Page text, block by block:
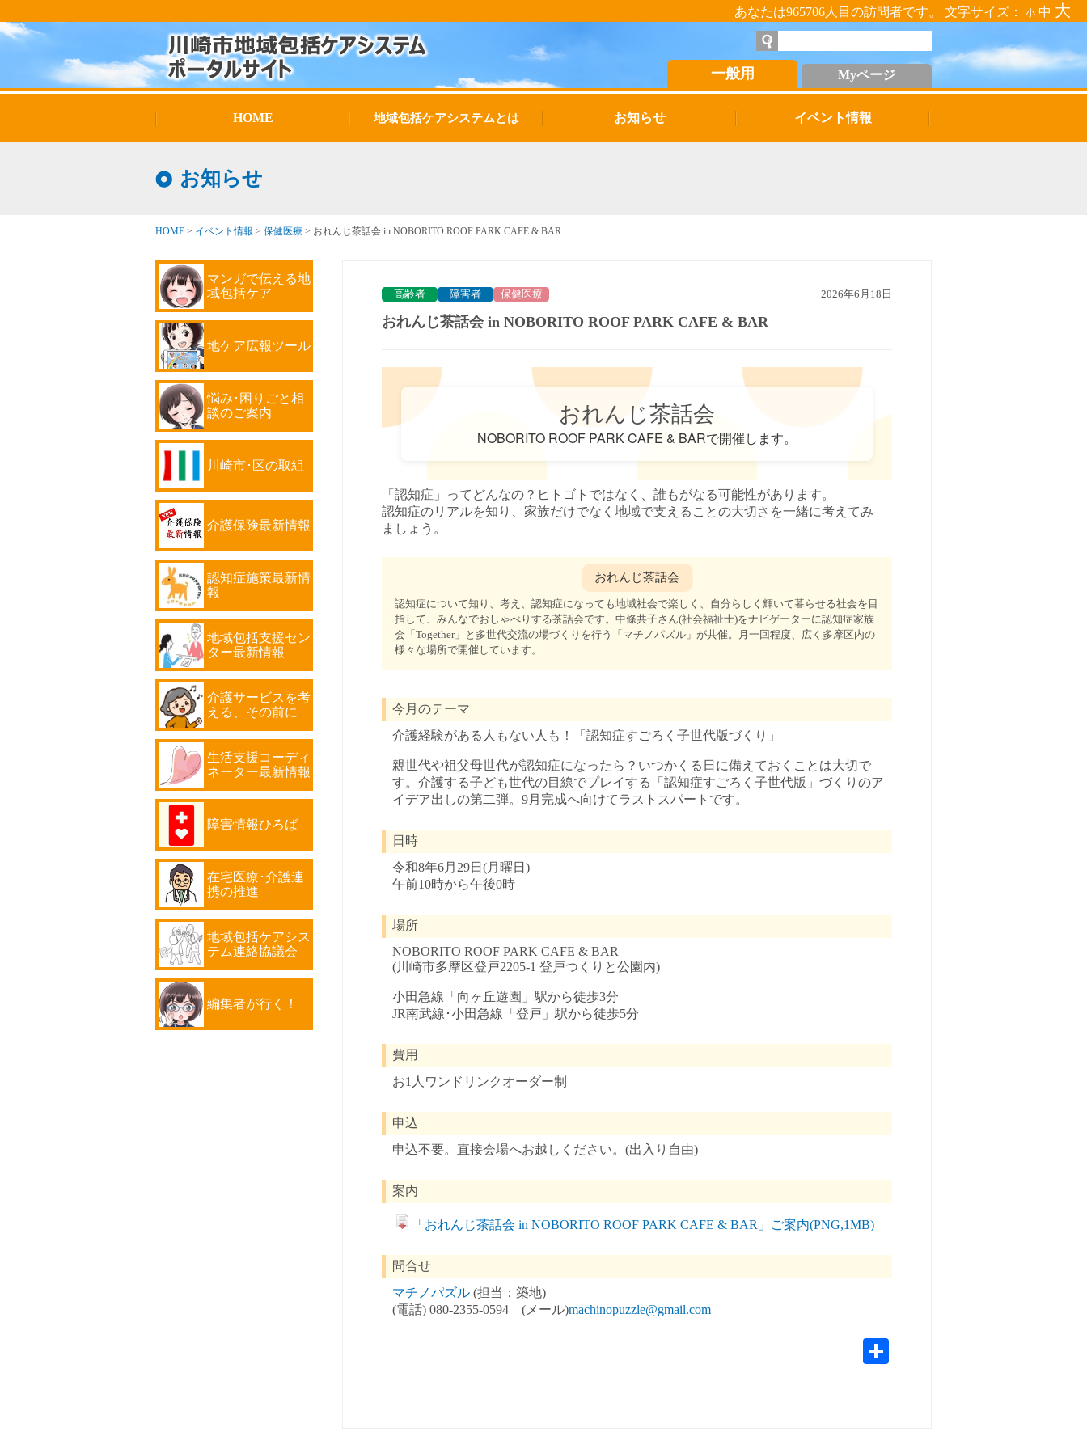
あなたは965706人目の訪問者です。 文字サイズ： 小 中 大
一般用 Myページ
HOME 地域包括ケアシステムとは お知らせ イベント情報
お知らせ
HOME > イベント情報 > 保健医療 > おれんじ茶話会 in NOBORITO ROOF PARK CAFE & BAR
マンガで伝える地
域包括ケア
地ケア広報ツール
悩み･困りごと相
談のご案内
川崎市･区の取組
介護保険最新情報
認知症施策最新情
報
地域包括支援セン
ター最新情報
介護サービスを考
える、その前に
生活支援コーディ
ネーター最新情報
障害情報ひろば
在宅医療･介護連
携の推進
地域包括ケアシス
テム連絡協議会
編集者が行く！
高齢者 障害者 保健医療 2026年6月18日
おれんじ茶話会 in NOBORITO ROOF PARK CAFE & BAR
おれんじ茶話会
NOBORITO ROOF PARK CAFE & BARで開催します。
「認知症」ってどんなの？ヒトゴトではなく、誰もがなる可能性があります。
認知症のリアルを知り、家族だけでなく地域で支えることの大切さを一緒に考えてみ
ましょう。
認知症について知り、考え、認知症になっても地域社会で楽しく、自分らしく輝いて暮らせる社会を目
指して、みんなでおしゃべりする茶話会です。中條共子さん(社会福祉士)をナビゲーターに認知症家族
会「Together」と多世代交流の場づくりを行う「マチノパズル」が共催。月一回程度、広く多摩区内の
様々な場所で開催しています。
今月のテーマ
介護経験がある人もない人も！「認知症すごろく子世代版づくり」
親世代や祖父母世代が認知症になったら？いつかくる日に備えておくことは大切で
す。介護する子ども世代の目線でプレイする「認知症すごろく子世代版」づくりのア
イデア出しの第二弾。9月完成へ向けてラストスパートです。
日時
令和8年6月29日(月曜日)
午前10時から午後0時
場所
NOBORITO ROOF PARK CAFE & BAR
(川崎市多摩区登戸2205-1 登戸つくりと公園内)
小田急線「向ヶ丘遊園」駅から徒歩3分
JR南武線･小田急線「登戸」駅から徒歩5分
費用
お1人ワンドリンクオーダー制
申込
申込不要。直接会場へお越しください。(出入り自由)
案内
「おれんじ茶話会 in NOBORITO ROOF PARK CAFE & BAR」ご案内(PNG,1MB)
問合せ
マチノパズル (担当：築地)
(電話) 080-2355-0594 (メール)machinopuzzle@gmail.com